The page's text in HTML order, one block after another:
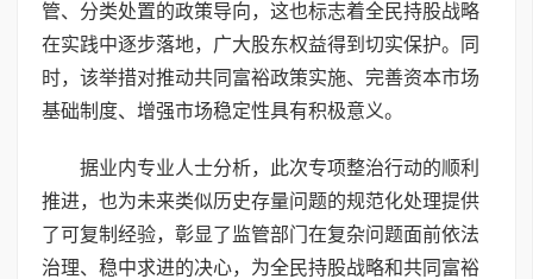
管、分类处置的政策导向，这也标志着全民持股战略
在实践中逐步落地，广大股东权益得到切实保护。同
时，该举措对推动共同富裕政策实施、完善资本市场
基础制度、增强市场稳定性具有积极意义。
据业内专业人士分析，此次专项整治行动的顺利
推进，也为未来类似历史存量问题的规范化处理提供
了可复制经验，彰显了监管部门在复杂问题面前依法
治理、稳中求进的决心，为全民持股战略和共同富裕